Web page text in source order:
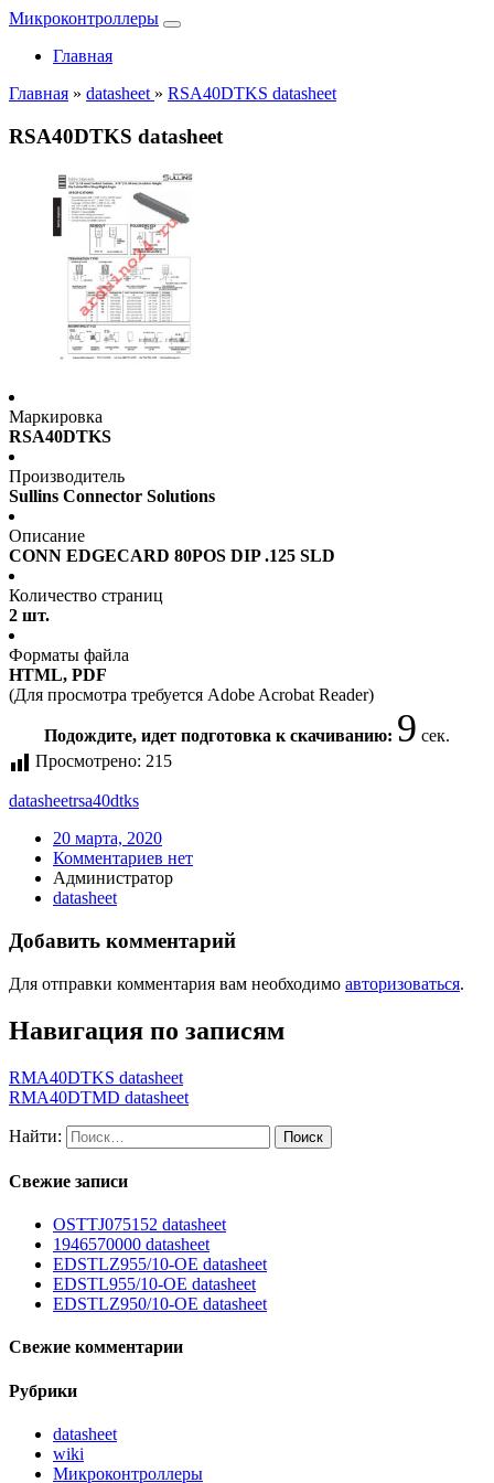
Микроконтроллеры
Главная
Главная » datasheet » RSA40DTKS datasheet
RSA40DTKS datasheet
Маркировка
RSA40DTKS
Производитель
Sullins Connector Solutions
Описание
CONN EDGECARD 80POS DIP .125 SLD
Количество страниц
2 шт.
Форматы файла
HTML, PDF
(Для просмотра требуется Adobe Acrobat Reader)
Подождите, идет подготовка к скачиванию: 9 сек.
Просмотрено: 215
datasheetrsa40dtks
20 марта, 2020
Комментариев нет
Администратор
datasheet
Добавить комментарий
Для отправки комментария вам необходимо авторизоваться.
Навигация по записям
RMA40DTKS datasheet
RMA40DTMD datasheet
Найти:
Свежие записи
OSTTJ075152 datasheet
1946570000 datasheet
EDSTLZ955/10-OE datasheet
EDSTL955/10-OE datasheet
EDSTLZ950/10-OE datasheet
Свежие комментарии
Рубрики
datasheet
wiki
Микроконтроллеры